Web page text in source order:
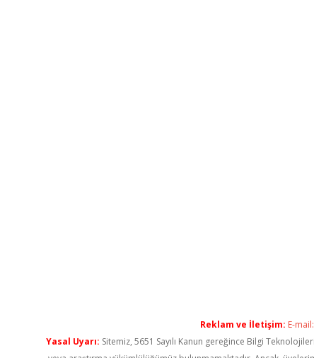
Reklam ve İletişim: E-mail:
Yasal Uyarı: Sitemiz, 5651 Sayılı Kanun gereğince Bilgi